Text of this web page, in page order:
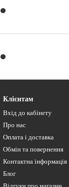
Клієнтам
Вхід до кабінету
Про нас
Оплата і доставка
Обмін та повернення
Контактна інформація
Блог